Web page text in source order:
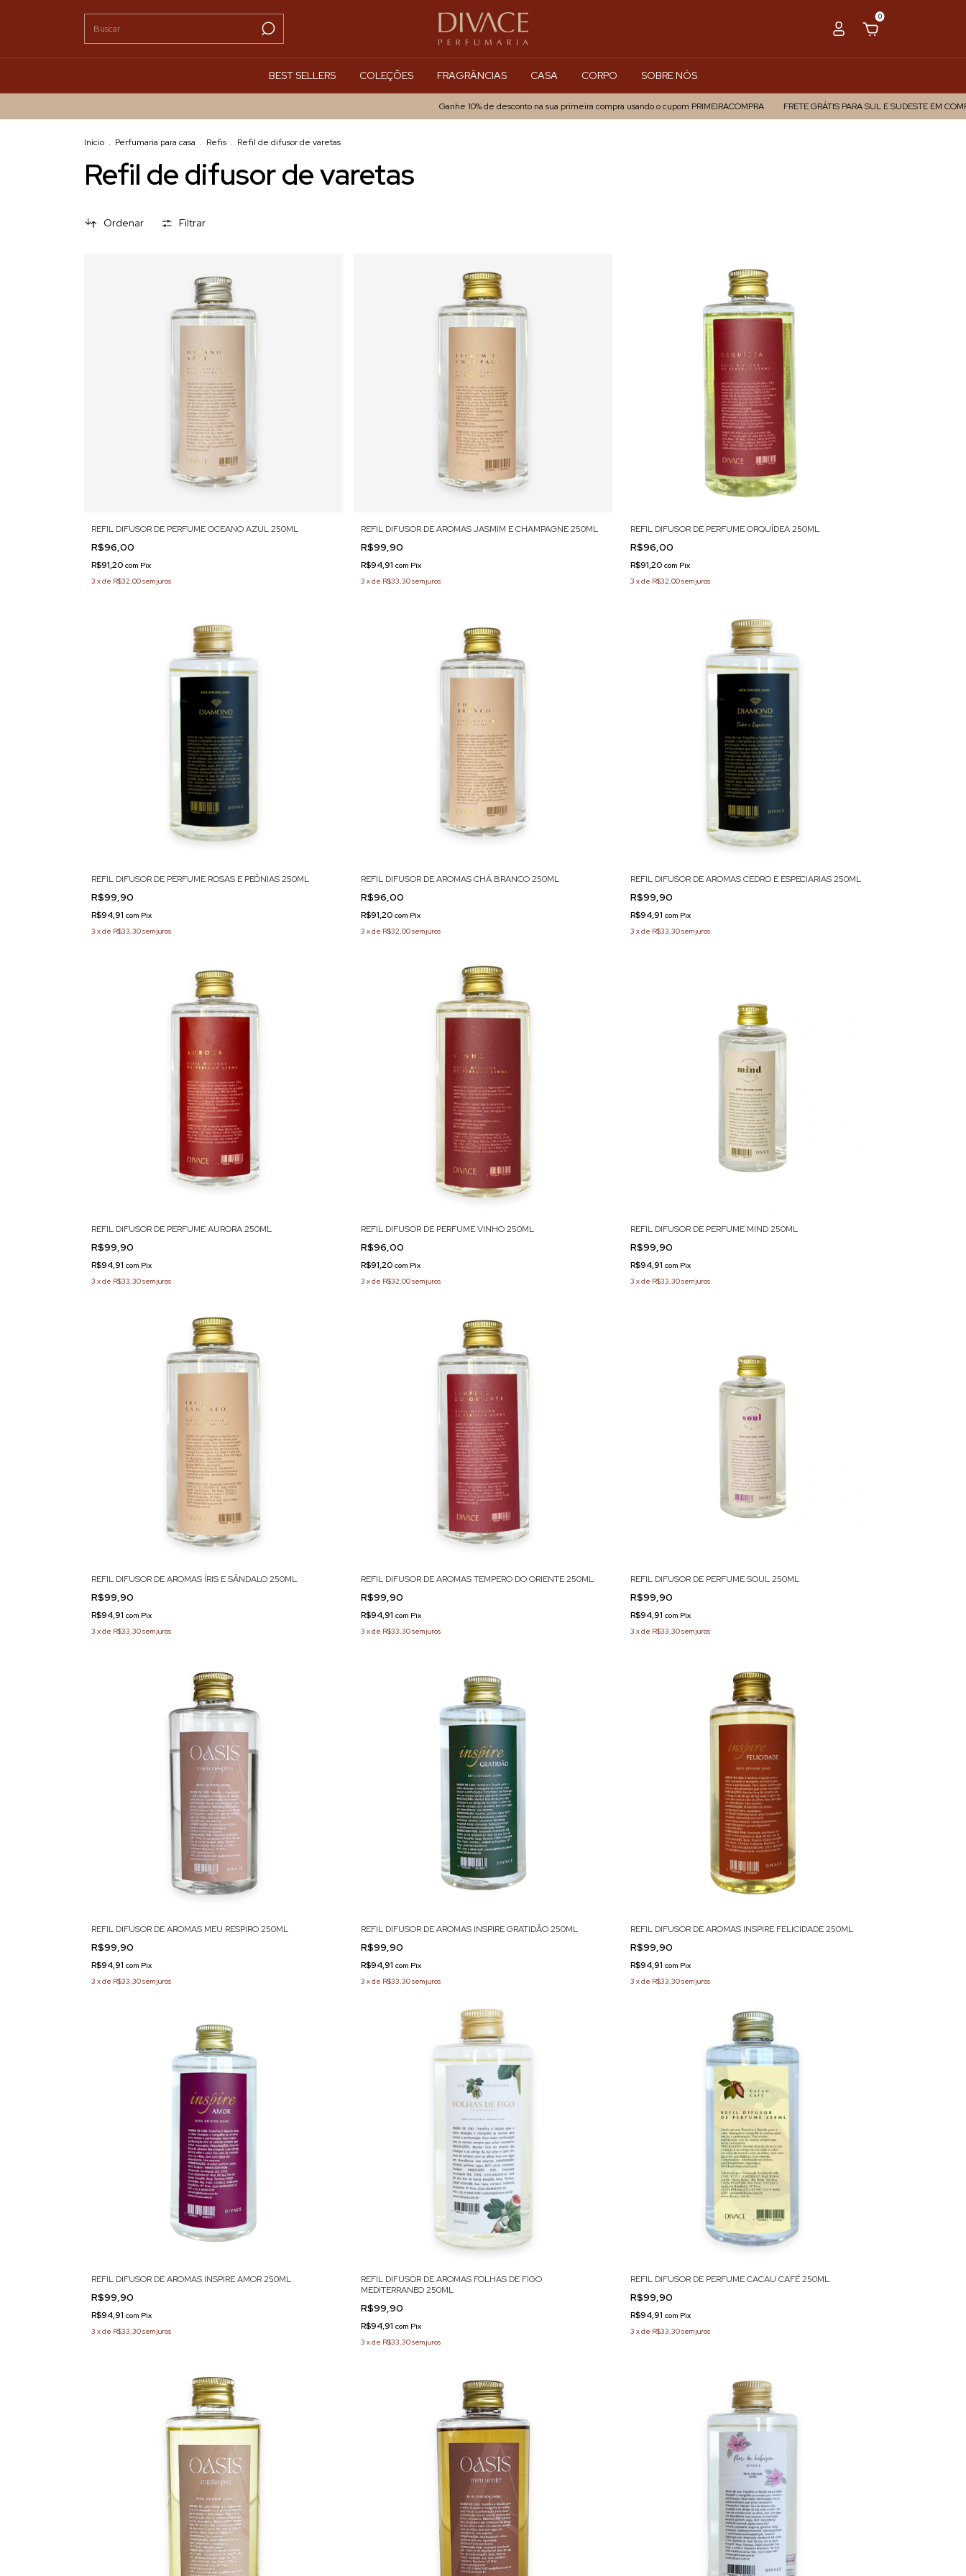
0
BEST SELLERS COLEÇÕES FRAGRÂNCIAS CASA CORPO SOBRE NÓS
Ganhe 10% de desconto na sua primeira compra usando o cupom PRIMEIRACOMPRA FRETE GRÁTIS PARA SUL E SUDESTE EM COMPRAS
Início . Perfumaria para casa . Refis . Refil de difusor de varetas
Refil de difusor de varetas
Ordenar Filtrar
REFIL DIFUSOR DE PERFUME OCEANO AZUL 250ML
R$96,00
R$91,20 com Pix
3 xde R$32,00sem juros
REFIL DIFUSOR DE AROMAS JASMIM E CHAMPAGNE 250ML
R$99,90
R$94,91 com Pix
3 xde R$33,30sem juros
REFIL DIFUSOR DE PERFUME ORQUÍDEA 250ML
R$96,00
R$91,20 com Pix
3 xde R$32,00sem juros
REFIL DIFUSOR DE PERFUME ROSAS E PEÔNIAS 250ML
R$99,90
R$94,91 com Pix
3 xde R$33,30sem juros
REFIL DIFUSOR DE AROMAS CHÁ BRANCO 250ML
R$96,00
R$91,20 com Pix
3 xde R$32,00sem juros
REFIL DIFUSOR DE AROMAS CEDRO E ESPECIARIAS 250ML
R$99,90
R$94,91 com Pix
3 xde R$33,30sem juros
REFIL DIFUSOR DE PERFUME AURORA 250ML
R$99,90
R$94,91 com Pix
3 xde R$33,30sem juros
REFIL DIFUSOR DE PERFUME VINHO 250ML
R$96,00
R$91,20 com Pix
3 xde R$32,00sem juros
REFIL DIFUSOR DE PERFUME MIND 250ML
R$99,90
R$94,91 com Pix
3 xde R$33,30sem juros
REFIL DIFUSOR DE AROMAS ÍRIS E SÂNDALO 250ML
R$99,90
R$94,91 com Pix
3 xde R$33,30sem juros
REFIL DIFUSOR DE AROMAS TEMPERO DO ORIENTE 250ML
R$99,90
R$94,91 com Pix
3 xde R$33,30sem juros
REFIL DIFUSOR DE PERFUME SOUL 250ML
R$99,90
R$94,91 com Pix
3 xde R$33,30sem juros
REFIL DIFUSOR DE AROMAS MEU RESPIRO 250ML
R$99,90
R$94,91 com Pix
3 xde R$33,30sem juros
REFIL DIFUSOR DE AROMAS INSPIRE GRATIDÃO 250ML
R$99,90
R$94,91 com Pix
3 xde R$33,30sem juros
REFIL DIFUSOR DE AROMAS INSPIRE FELICIDADE 250ML
R$99,90
R$94,91 com Pix
3 xde R$33,30sem juros
REFIL DIFUSOR DE AROMAS INSPIRE AMOR 250ML
R$99,90
R$94,91 com Pix
3 xde R$33,30sem juros
REFIL DIFUSOR DE AROMAS FOLHAS DE FIGO
MEDITERRANEO 250ML
R$99,90
R$94,91 com Pix
3 xde R$33,30sem juros
REFIL DIFUSOR DE PERFUME CACAU CAFÉ 250ML
R$99,90
R$94,91 com Pix
3 xde R$33,30sem juros